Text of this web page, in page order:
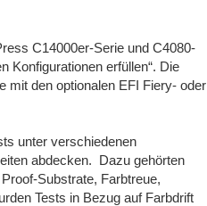
C14000er-Serie und C4080-
Konfigurationen erfüllen“. Die
mit den optionalen EFI Fiery- oder
unter verschiedenen
abdecken. Dazu gehörten
Substrate, Farbtreue,
Tests in Bezug auf Farbdrift